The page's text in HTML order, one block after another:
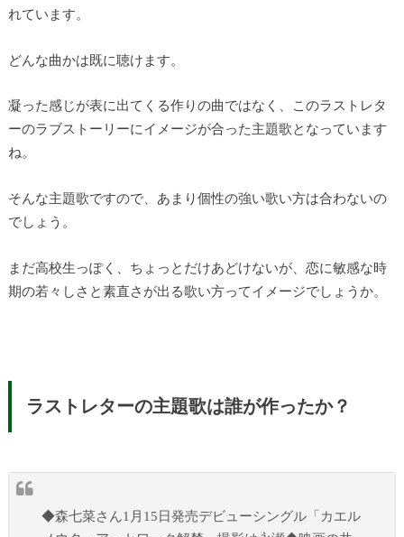
れています。
どんな曲かは既に聴けます。
凝った感じが表に出てくる作りの曲ではなく、このラストレタ
ーのラブストーリーにイメージが合った主題歌となっています
ね。
そんな主題歌ですので、あまり個性の強い歌い方は合わないの
でしょう。
まだ高校生っぽく、ちょっとだけあどけないが、恋に敏感な時
期の若々しさと素直さが出る歌い方ってイメージでしょうか。
ラストレターの主題歌は誰が作ったか？
◆森七菜さん1月15日発売デビューシングル「カエル